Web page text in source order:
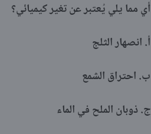
أي مما يلي يُعتبر عن تغير كيميائي؟
أ. انصهار الثلج
ب. احتراق الشمع
ج. ذوبان الملح في الماء